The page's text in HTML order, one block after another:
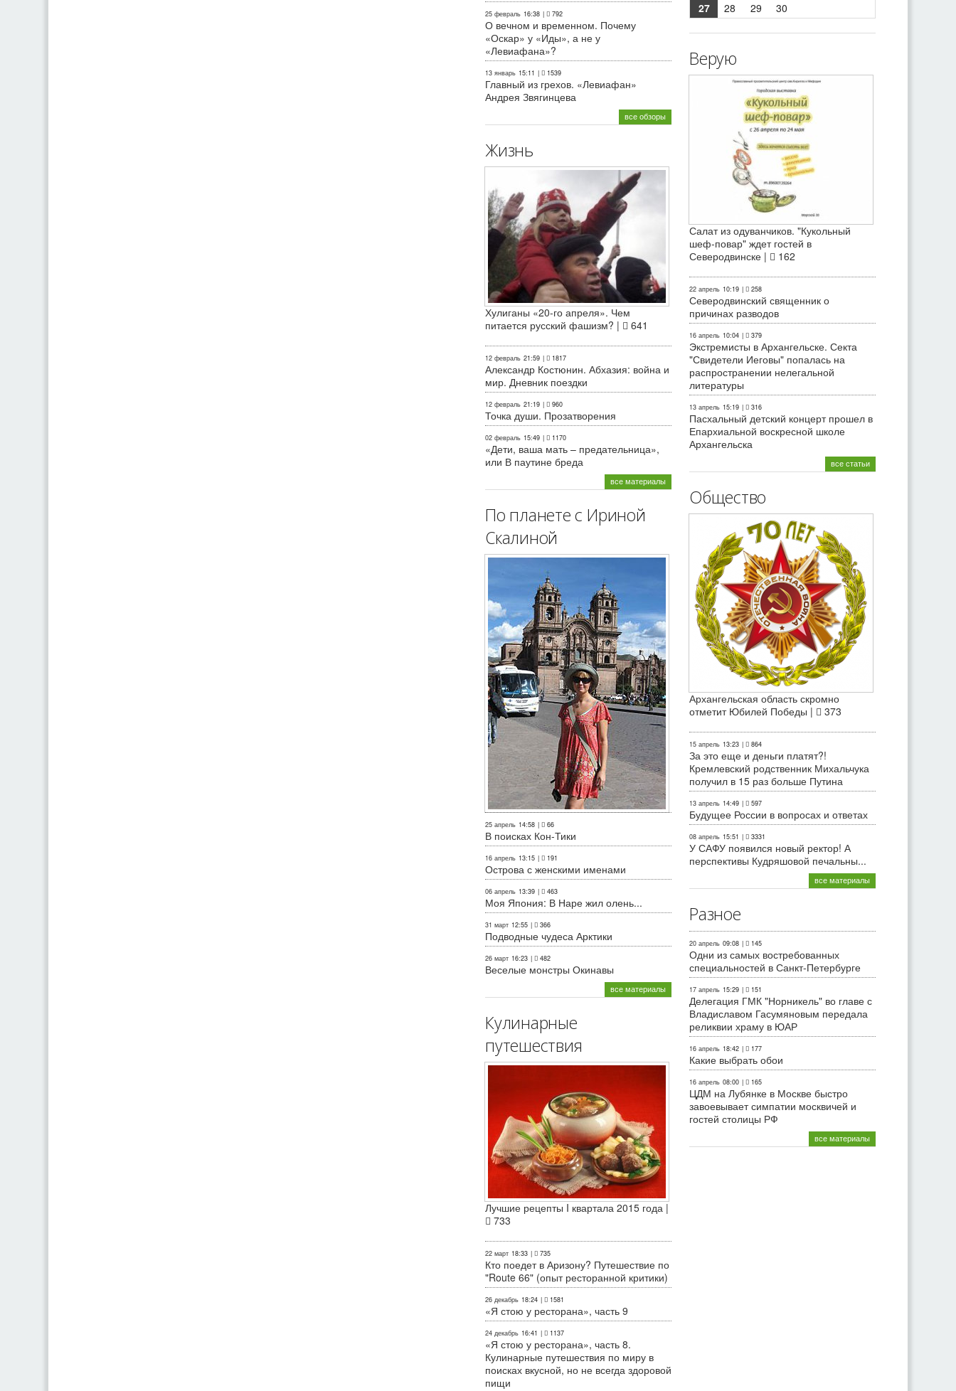
25 февраль 16:38 | 792
О вечном и временном. Почему
«Оскар» у «Иды», а не у
«Левиафана»?
13 январь 15:11 | 1539
Главный из грехов. «Левиафан»
Андрея Звягинцева
все обзоры
Жизнь
Хулиганы «20-го апреля». Чем
питается русский фашизм? |
641
12 февраль 21:59 | 1817
Александр Костюнин. Абхазия: война и
мир. Дневник поездки
12 февраль 21:19 | 960
Точка души. Прозатворения
02 февраль 15:49 | 1170
«Дети, ваша мать – предательница»,
или В паутине бреда
все материалы
По планете с Ириной
Скалиной
25 апрель 14:58 | 66
В поисках Кон-Тики
16 апрель 13:15 | 191
Острова с женскими именами
06 апрель 13:39 | 463
Моя Япония: В Наре жил олень...
31 март 12:55 | 366
Подводные чудеса Арктики
26 март 16:23 | 482
Веселые монстры Окинавы
все материалы
Кулинарные
путешествия
Лучшие рецепты I квартала 2015 года |
733
22 март 18:33 | 735
Кто поедет в Аризону? Путешествие по
"Route 66" (опыт ресторанной критики)
26 декабрь 18:24 | 1581
«Я стою у ресторана», часть 9
24 декабрь 16:41 | 1137
«Я стою у ресторана», часть 8.
Кулинарные путешествия по миру в
поисках вкусной, но не всегда здоровой
пищи
27
28 29 30
Верую
Салат из одуванчиков. "Кукольный
шеф-повар" ждет гостей в
Северодвинске |
162
22 апрель 10:19 | 258
Северодвинский священник о
причинах разводов
16 апрель 10:04 | 379
Экстремисты в Архангельске. Секта
"Свидетели Иеговы" попалась на
распространении нелегальной
литературы
13 апрель 15:19 | 316
Пасхальный детский концерт прошел в
Епархиальной воскресной школе
Архангельска
все статьи
Общество
Архангельская область скромно
отметит Юбилей Победы |
373
15 апрель 13:23 | 864
За это еще и деньги платят?!
Кремлевский родственник Михальчука
получил в 15 раз больше Путина
13 апрель 14:49 | 597
Будущее России в вопросах и ответах
08 апрель 15:51 | 3331
У САФУ появился новый ректор! А
перспективы Кудряшовой печальны...
все материалы
Разное
20 апрель 09:08 | 145
Одни из самых востребованных
специальностей в Санкт-Петербурге
17 апрель 15:29 | 151
Делегация ГМК "Норникель" во главе с
Владиславом Гасумяновым передала
реликвии храму в ЮАР
16 апрель 18:42 | 177
Какие выбрать обои
16 апрель 08:00 | 165
ЦДМ на Лубянке в Москве быстро
завоевывает симпатии москвичей и
гостей столицы РФ
все материалы